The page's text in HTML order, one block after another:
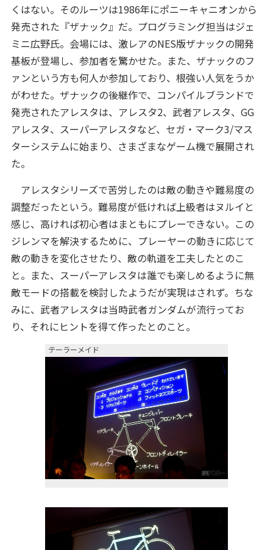
くはない。そのルーツは1986年にポニーキャニオンから
発売された『ザナック』だ。プログラミング担当はジェ
ミニ広野氏。会場には、激レアのNES版ザナックの開発
基板が登場し、参加者を驚かせた。また、ザナックのフ
ァンという方も何人か参加しており、根強い人気をうか
がわせた。ザナックの後継作で、コンパイルブランドで
発売されたアレスタは、アレスタ2、武者アレスタ、GG
アレスタ、スーパーアレスタなど、セガ・マーク3/マス
ターシステムに始まり、さまざまなゲーム機で展開され
た。
アレスタシリーズで苦労したのは敵の動きや難易度の
調整だったという。難易度が低ければ上級者はヌルイと
感じ、高ければ初心者はまともにプレーできない。この
ジレンマを解決するために、プレーヤーの動きに応じて
敵の動きを変化させたり、敵の軌道を工夫したとのこ
と。また、スーパーアレスタは誰でも楽しめるように無
敵モードの搭載を検討したようだが実現はされず。ちな
みに、武者アレスタは当時武者ガンダムが流行ってお
り、それにヒントを得て作ったとのこと。
テーラーメイド